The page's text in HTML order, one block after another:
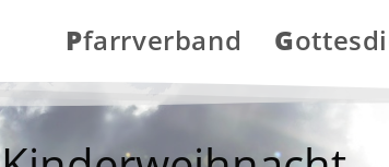
Pfarrverband